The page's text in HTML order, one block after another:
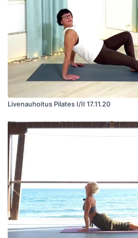
Livenauhoitus Pilates I/II 17.11.20